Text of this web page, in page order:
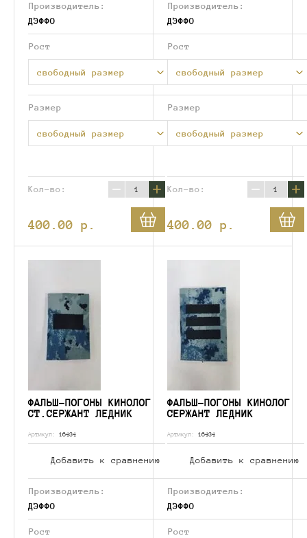
Производитель:
ДЭФФО
Рост
свободный размер
Размер
свободный размер
Кол-во: − +
400.00 p.
Производитель:
ДЭФФО
Рост
свободный размер
Размер
свободный размер
Кол-во: − +
400.00 p.
ФАЛЬШ-ПОГОНЫ КИНОЛОГ
СТ.СЕРЖАНТ ЛЕДНИК
Артикул: 16434
Добавить к сравнению
Производитель:
ДЭФФО
Рост
ФАЛЬШ-ПОГОНЫ КИНОЛОГ
СЕРЖАНТ ЛЕДНИК
Артикул: 16434
Добавить к сравнению
Производитель:
ДЭФФО
Рост